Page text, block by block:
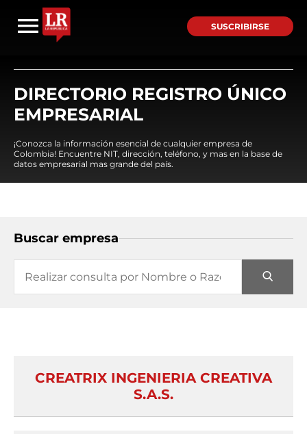
SUSCRIBIRSE
DIRECTORIO REGISTRO ÚNICO
EMPRESARIAL
¡Conozca la información esencial de cualquier empresa de
Colombia! Encuentre NIT, dirección, teléfono, y mas en la base de
datos empresarial mas grande del país.
Buscar empresa
CREATRIX INGENIERIA CREATIVA
S.A.S.